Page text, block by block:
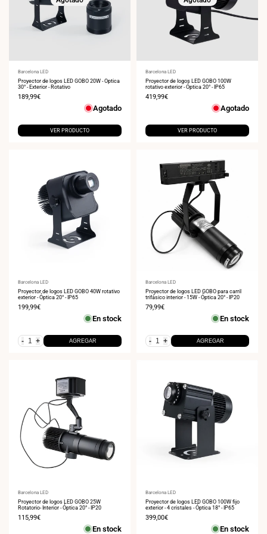
Proveedor:
Barcelona LED
Proyector de logos LED GOBO 20W - Óptica
30° - Exterior - Rotativo
Precio
189,99€
Agotado
VER PRODUCTO
Proveedor:
Barcelona LED
Proyector de logos LED GOBO 100W
rotativo exterior - Óptica 20° - IP65
Precio
419,99€
Agotado
VER PRODUCTO
Proveedor:
Barcelona LED
Proyector de logos LED GOBO 40W rotativo
exterior - Óptica 20° - IP65
Precio
199,99€
En stock
- + AGREGAR
Proveedor:
Barcelona LED
Proyector de logos LED GOBO para carril
trifásico interior - 15W - Óptica 20° - IP20
Precio
79,99€
En stock
- + AGREGAR
Proveedor:
Barcelona LED
Proyector de logos LED GOBO 25W
Rotatorio- Interior - Óptica 20° - IP20
Precio
115,99€
En stock
Proveedor:
Barcelona LED
Proyector de logos LED GOBO 100W fijo
exterior - 4 cristales - Óptica 18° - IP65
Precio
399,00€
En stock